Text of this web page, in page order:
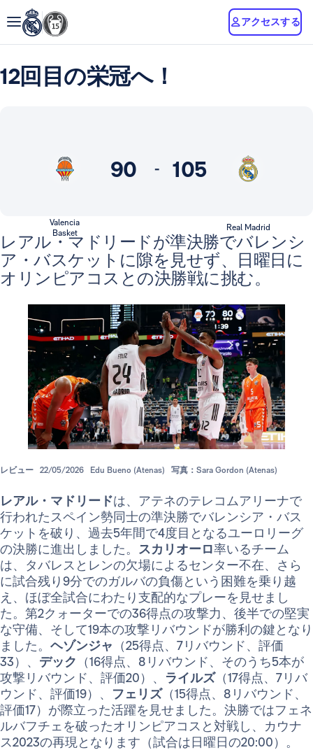
アクセスする
12回目の栄冠へ！
90 - 105
Valencia
Basket
Real Madrid
レアル・マドリードが準決勝でバレンシ
ア・バスケットに隙を見せず、日曜日に
オリンピアコスとの決勝戦に挑む。
レビュー 22/05/2026 Edu Bueno (Atenas) 写真：Sara Gordon (Atenas)
レアル・マドリードは、アテネのテレコムアリーナで
行われたスペイン勢同士の準決勝でバレンシア・バス
ケットを破り、過去5年間で4度目となるユーロリーグ
の決勝に進出しました。 スカリオーロ率いるチーム
は、タバレスとレンの欠場によるセンター不在、さら
に試合残り9分でのガルバの負傷という困難を乗り越
え、ほぼ全試合にわたり支配的なプレーを見せまし
た。第2クォーターでの36得点の攻撃力、後半での堅実
な守備、そして19本の攻撃リバウンドが勝利の鍵となり
ました。 ヘゾンジャ （25得点、7リバウンド、評価
33）、 デック （16得点、8リバウンド、そのうち5本が
攻撃リバウンド、評価20）、 ライルズ（17得点、7リバ
ウンド、評価19）、 フェリズ（15得点、8リバウンド、
評価17）が際立った活躍を見せました。決勝ではフェネ
ルバフチェを破ったオリンピアコスと対戦し、カウナ
ス2023の再現となります（試合は日曜日の20:00）。